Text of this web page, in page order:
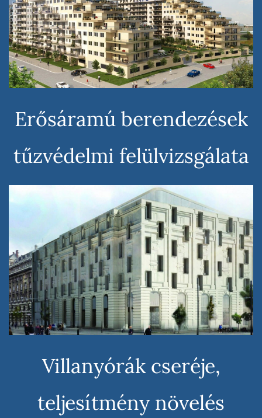
Erősáramú berendezések
tűzvédelmi felülvizsgálata
Villanyórák cseréje,
teljesítmény növelés